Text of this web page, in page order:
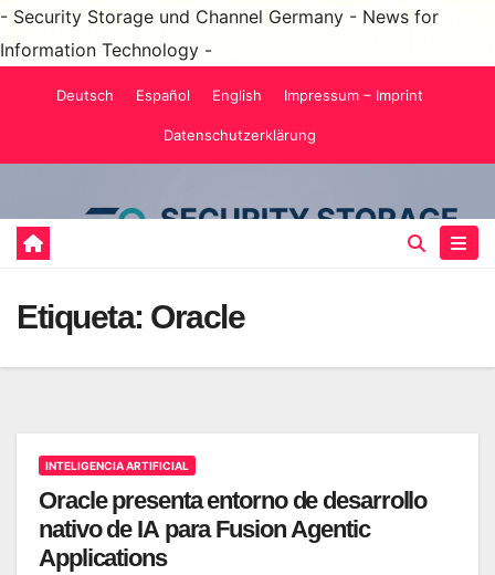
- Security Storage und Channel Germany - News for
Information Technology -
Deutsch Español English Impressum – Imprint
Datenschutzerklärung
Etiqueta: Oracle
INTELIGENCIA ARTIFICIAL
Oracle presenta entorno de desarrollo
nativo de IA para Fusion Agentic
Applications